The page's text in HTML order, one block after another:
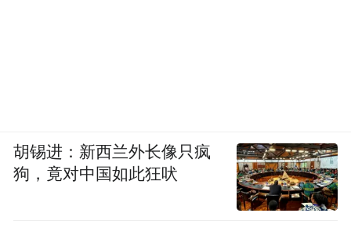
胡锡进：新西兰外长像只疯
狗，竟对中国如此狂吠